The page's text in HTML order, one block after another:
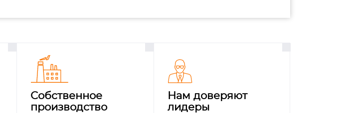
Собственное
производство
Нам доверяют
лидеры